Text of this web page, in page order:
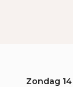
Zondag